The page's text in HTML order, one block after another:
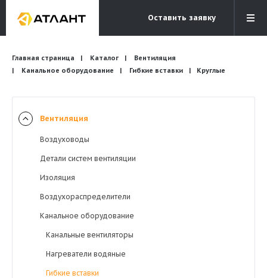
Оставить заявку
Электронная почта
info@atlantcompany.ru
Бесплатный звонок
8 (495) 532-45-07
Бренды
Каталоги
Бланки запросов
Главная страница Каталог
Вентиляция
Канальное оборудование
Гибкие вставки Круглые
Вентиляция
Воздуховоды
Детали систем вентиляции
Изоляция
Воздухораспределители
Канальное оборудование
Канальные вентиляторы
Нагреватели водяные
Гибкие вставки